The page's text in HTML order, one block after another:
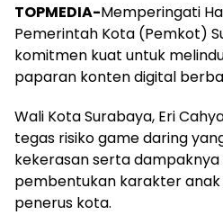
TOPMEDIA-Memperingati
Pemerintah Kota (Pemkot)
komitmen kuat untuk
paparan konten digital
Wali Kota Surabaya, Eri
tegas risiko game daring
kekerasan serta
pembentukan karakter anak
penerus kota.